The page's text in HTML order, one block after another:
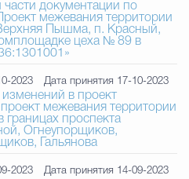
документации по
межевания территории
цеха № 89 в
2023 Дата принятия 17-10-2023
в проект
межевания территории
проспекта
Огнеупорщиков,
Гальянова
2023 Дата принятия 14-09-2023